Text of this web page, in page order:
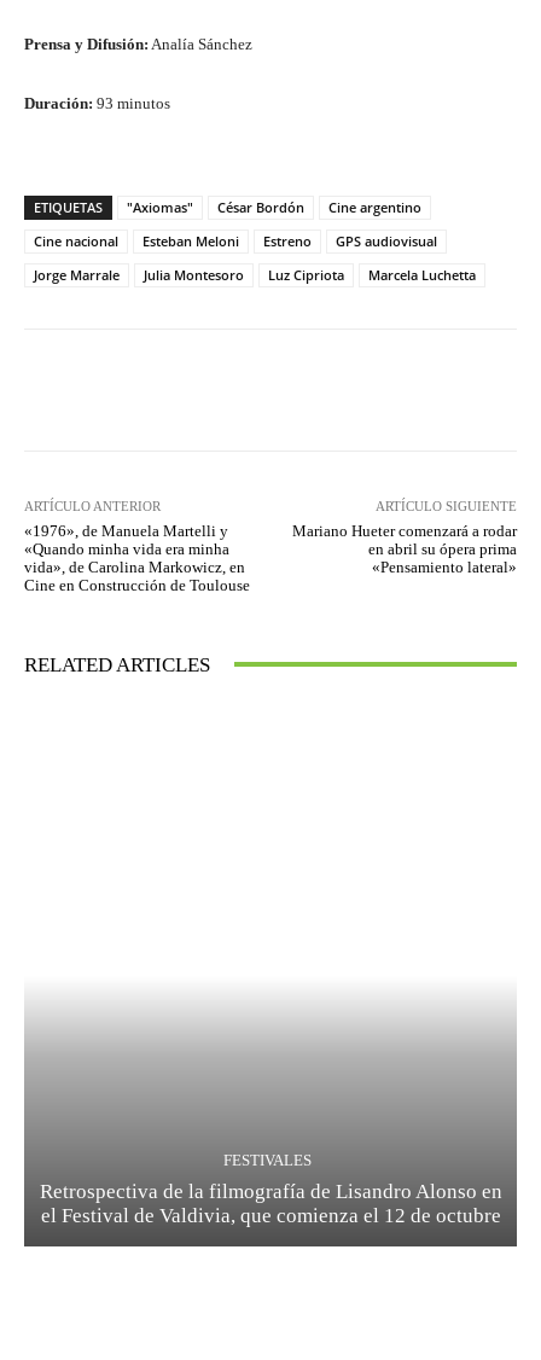
Prensa y Difusión: Analía Sánchez
Duración: 93 minutos
ETIQUETAS "Axiomas" César Bordón
Cine argentino
Cine nacional
Esteban Meloni Estreno
GPS audiovisual
Jorge Marrale
Julia Montesoro Luz Cipriota Marcela Luchetta
ARTÍCULO ANTERIOR
«1976», de Manuela Martelli y
«Quando minha vida era minha
vida», de Carolina Markowicz, en
Cine en Construcción de Toulouse
ARTÍCULO SIGUIENTE
Mariano Hueter comenzará a rodar
en abril su ópera prima
«Pensamiento lateral»
RELATED ARTICLES
FESTIVALES
Retrospectiva de la filmografía de Lisandro Alonso en
el Festival de Valdivia, que comienza el 12 de octubre